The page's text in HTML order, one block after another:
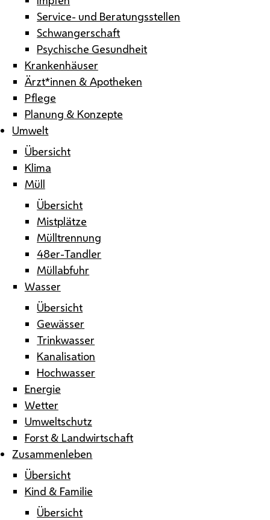
Service- und Beratungsstellen
Schwangerschaft
Psychische Gesundheit
Krankenhäuser
Ärzt*innen & Apotheken
Pflege
Planung & Konzepte
Umwelt
Übersicht
Klima
Müll
Übersicht
Mistplätze
Mülltrennung
48er-Tandler
Müllabfuhr
Wasser
Übersicht
Gewässer
Trinkwasser
Kanalisation
Hochwasser
Energie
Wetter
Umweltschutz
Forst & Landwirtschaft
Zusammenleben
Übersicht
Kind & Familie
Übersicht